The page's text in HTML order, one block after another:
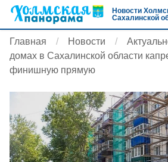
Новости
Сахалинской
Главная Новости
домах в Сахалинской области
финишную прямую